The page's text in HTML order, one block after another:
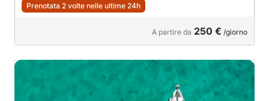
Prenotata 2 volte nelle ultime 24h
A partire da 250 € /giorno